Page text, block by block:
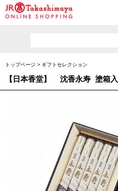
トップページ > ギフトセレクション
【日本香堂】 沈香永寿 塗箱入